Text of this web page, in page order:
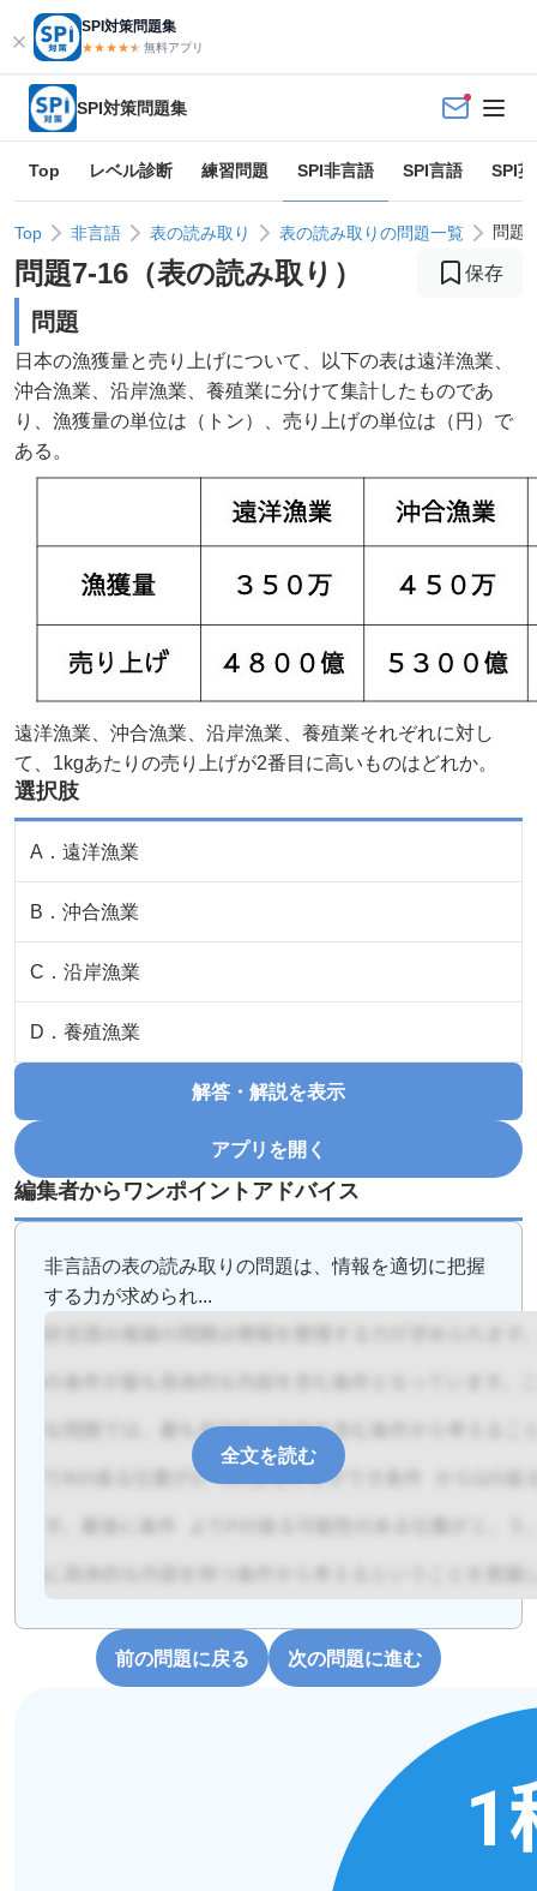
SPI対策問題集
★★★★★
★ 無料アプリ
SPI対策問題集
Top レベル診断 練習問題 SPI非言語 SPI言語 SPI
Top 非言語 表の読み取り 表の読み取りの問題一覧 問題
問題7-16 （表の読み取り ） 保存
問題
日本の漁獲量と売り上げについて、以下の表は遠洋漁業、
沖合漁業、沿岸漁業、養殖業に分けて集計したものであ
り、漁獲量の単位は（トン）、売り上げの単位は（円）で
ある。
遠洋漁業、沖合漁業、沿岸漁業、養殖業それぞれに対し
て、1kgあたりの売り上げが2番目に高いものはどれか。
選択肢
A ． 遠洋漁業
B ． 沖合漁業
C ． 沿岸漁業
D ． 養殖漁業
解答・解説を表示
アプリを開く
編集者からワンポイントアドバイス
非言語の表の読み取りの問題は、情報を適切に把握
する力が求められ...
全文を読む
前の問題に戻る 次の問題に進む